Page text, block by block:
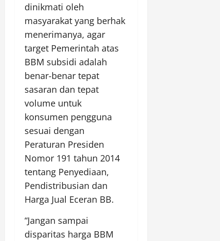
dinikmati oleh
masyarakat yang berhak
menerimanya, agar
target Pemerintah atas
BBM subsidi adalah
benar-benar tepat
sasaran dan tepat
volume untuk
konsumen pengguna
sesuai dengan
Peraturan Presiden
Nomor 191 tahun 2014
tentang Penyediaan,
Pendistribusian dan
Harga Jual Eceran BB.
“Jangan sampai
disparitas harga BBM